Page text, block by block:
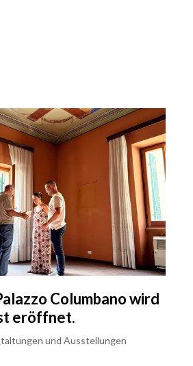
Columbano wird
eröffnet.
und Ausstellungen